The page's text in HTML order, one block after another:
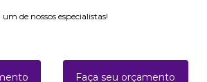
de nossos especialistas!
Faça seu orçamento